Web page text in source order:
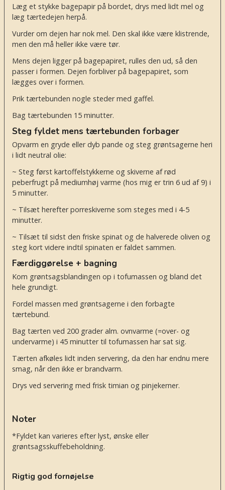
Læg et stykke bagepapir på bordet, drys med lidt mel og
læg tærtedejen herpå.
Vurder om dejen har nok mel. Den skal ikke være klistrende,
men den må heller ikke være tør.
Mens dejen ligger på bagepapiret, rulles den ud, så den
passer i formen. Dejen forbliver på bagepapiret, som
lægges over i formen.
Prik tærtebunden nogle steder med gaffel.
Bag tærtebunden 15 minutter.
Steg fyldet mens tærtebunden forbager
Opvarm en gryde eller dyb pande og steg grøntsagerne heri
i lidt neutral olie:
~ Steg først kartoffelstykkerne og skiverne af rød
peberfrugt på mediumhøj varme (hos mig er trin 6 ud af 9) i
5 minutter.
~ Tilsæt herefter porreskiverne som steges med i 4-5
minutter.
~ Tilsæt til sidst den friske spinat og de halverede oliven og
steg kort videre indtil spinaten er faldet sammen.
Færdiggørelse + bagning
Kom grøntsagsblandingen op i tofumassen og bland det
hele grundigt.
Fordel massen med grøntsagerne i den forbagte
tærtebund.
Bag tærten ved 200 grader alm. ovnvarme (=over- og
undervarme) i 45 minutter til tofumassen har sat sig.
Tærten afkøles lidt inden servering, da den har endnu mere
smag, når den ikke er brandvarm.
Drys ved servering med frisk timian og pinjekerner.
Noter
*Fyldet kan varieres efter lyst, ønske eller
grøntsagsskuffebeholdning.
Rigtig god fornøjelse